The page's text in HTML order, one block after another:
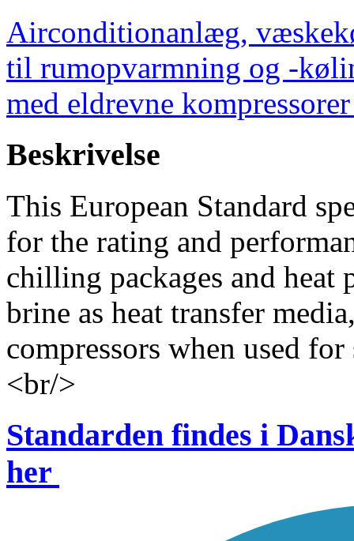
Airconditionanlæg,
til rumopvarmning og -
med eldrevne
Beskrivelse
This European Standard
for the rating and
chilling packages and heat
brine as heat transfer
compressors when used
<br/>
Standarden findes i
her